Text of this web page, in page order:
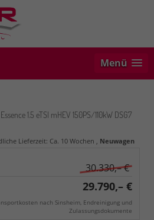
Menü
Essence 1.5 eTSI mHEV 150PS/110kW DSG7
Lieferzeit: Ca. 10 Wochen , Neuwagen
30.330,– €
29.790,– €
nach Sinsheim, Endreinigung und
Zulassungsdokumente